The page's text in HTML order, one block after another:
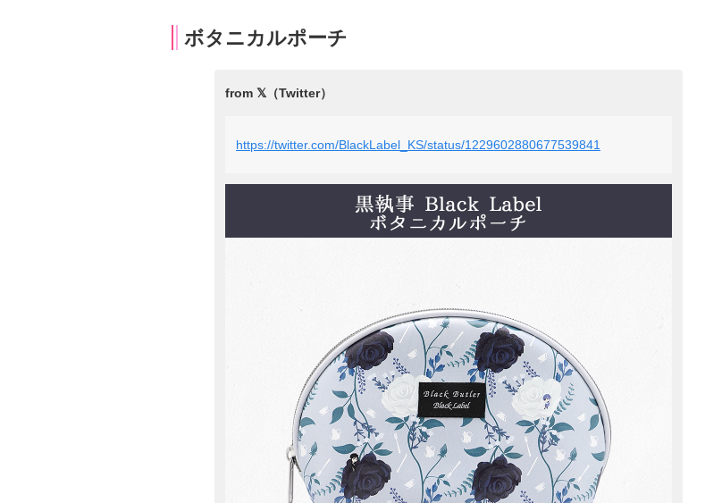
ボタニカルポーチ
https://twitter.com/BlackLabel_KS/status/1229602880677539841